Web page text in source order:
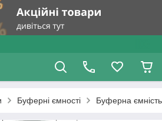
Буферні ємності Буферна